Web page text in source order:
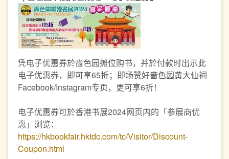
凭电子优惠券於啬色园摊位购书，并於付款时出示此
电子优惠券，即可享65折；即场赞好啬色园黄大仙祠
Facebook/Instagram专页，更可享6折！
电子优惠券可於香港书展2024网页内的「参展商优
惠」浏览：
https://hkbookfair.hktdc.com/tc/Visitor/Discount-
Coupon.html